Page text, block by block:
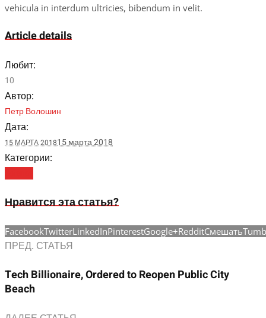
vehicula in interdum ultricies, bibendum in velit.
Article details
Любит:
10
Автор:
Петр Волошин
Дата:
15 МАРТА 201815 марта 2018
Категории:
Нравится эта статья?
FacebookTwitterLinkedInPinterestGoogle+RedditСмешать
ПРЕД. СТАТЬЯ
Tech Billionaire, Ordered to Reopen Public City
Beach